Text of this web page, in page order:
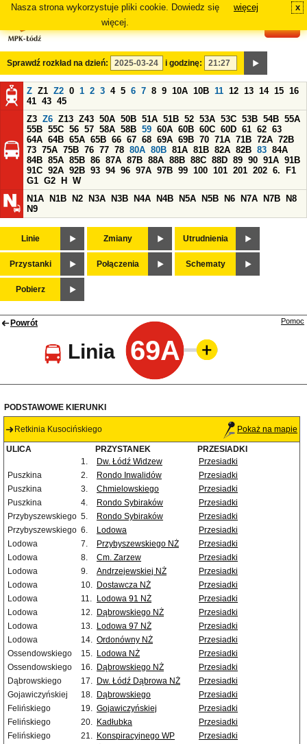
Nasza strona wykorzystuje pliki cookie. Dowiedz się
więcej.
więcej x
Sprawdź rozkład na dzień: i godzinę:
Z Z1 Z2 0 1 2 3 4 5 6 7 8 9 10A 10B 11 12 13 14 15 16
41 43 45
Z3 Z6 Z13 Z43 50A 50B 51A 51B 52 53A 53C 53B 54B 55A
55B 55C 56 57 58A 58B 59 60A 60B 60C 60D 61 62 63
64A 64B 65A 65B 66 67 68 69A 69B 70 71A 71B 72A 72B
73 75A 75B 76 77 78 80A 80B 81A 81B 82A 82B 83 84A
84B 85A 85B 86 87A 87B 88A 88B 88C 88D 89 90 91A 91B
91C 92A 92B 93 94 96 97A 97B 99 100 101 201 202 6.
F1
G1 G2 H
W
N1A
N1B N2 N3A N3B N4A N4B N5A N5B N6 N7A N7B
N8
N9
Linie Zmiany Utrudnienia
Przystanki Połączenia Schematy
Pobierz
Powrót
Linia 69A
Pomoc
PODSTAWOWE KIERUNKI
Retkinia Kusocińskiego Pokaż na mapie
ULICA PRZYSTANEK
PRZESIADKI
1.
Dw. Łódź Widzew
Przesiadki
Puszkina
2. Rondo Inwalidów
Przesiadki
Puszkina
3. Chmielowskiego
Przesiadki
Puszkina
4. Rondo Sybiraków
Przesiadki
Przybyszewskiego 5. Rondo Sybiraków
Przesiadki
Przybyszewskiego 6. Lodowa
Przesiadki
Lodowa
7. Przybyszewskiego NŻ
Przesiadki
Lodowa
8. Cm. Zarzew
Przesiadki
Lodowa
9. Andrzejewskiej NŻ
Przesiadki
Lodowa
10. Dostawcza NŻ
Przesiadki
Lodowa
11. Lodowa 91 NŻ
Przesiadki
Lodowa
12. Dąbrowskiego NŻ
Przesiadki
Lodowa
13. Lodowa 97 NŻ
Przesiadki
Lodowa
14. Ordonówny NŻ
Przesiadki
Ossendowskiego
15. Lodowa NŻ
Przesiadki
Ossendowskiego
16. Dąbrowskiego NŻ
Przesiadki
Dąbrowskiego
17. Dw. Łódź Dąbrowa NŻ
Przesiadki
Gojawiczyńskiej
18. Dąbrowskiego
Przesiadki
Felińskiego
19. Gojawiczyńskiej
Przesiadki
Felińskiego
20. Kadłubka
Przesiadki
Felińskiego
21. Konspiracyjnego WP
Przesiadki